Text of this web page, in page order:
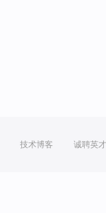
技术博客 诚聘英才